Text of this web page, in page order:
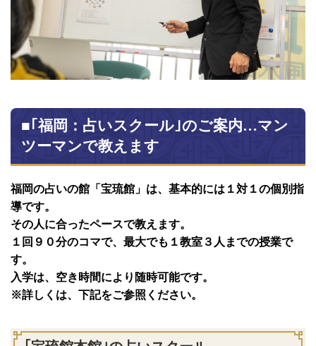
■｢福岡：占いスクール｣のご案内…マン
ツーマンで教えます
福岡の占いの館「宝琉館」は、基本的には１対１の個別指
導です。
その人に合ったペースで教えます。
１回９０分のコマで、最大でも１教室３人までの授業で
す。
入学は、空き時間により随時可能です。
※詳しくは、下記をご参照ください。